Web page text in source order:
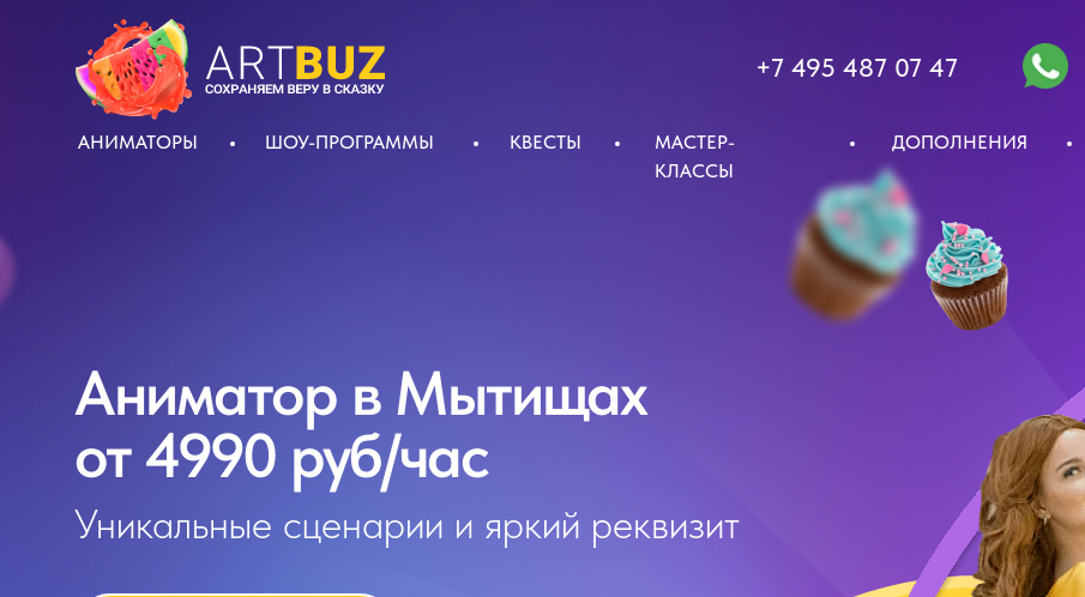
Аниматор в Мытищах
от 4990 руб/час
+7 495 487 07 47
АНИМАТОРЫ ШОУ-ПРОГРАММЫ КВЕСТЫ
МАСТЕР-
КЛАССЫ
ДОПОЛНЕНИЯ
Уникальные сценарии и яркий реквизит